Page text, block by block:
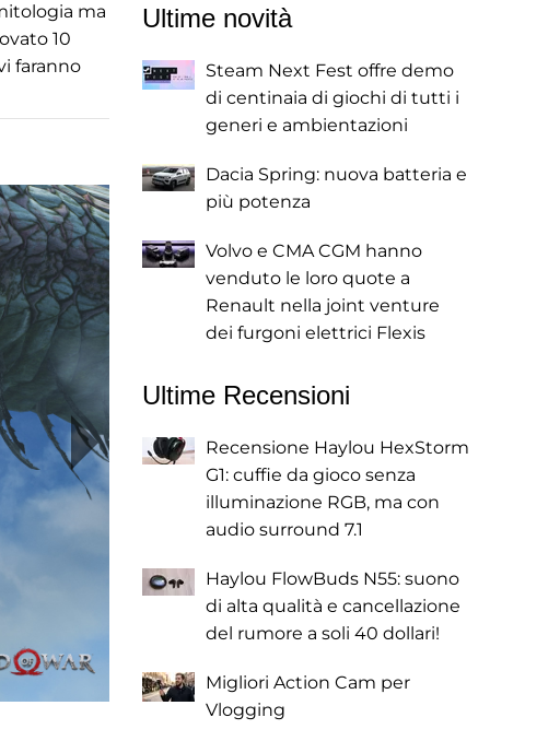
ma
10
faranno
Ultime novità
Steam Next Fest offre demo
di centinaia di giochi di tutti i
generi e ambientazioni
Dacia Spring: nuova batteria e
più potenza
Volvo e CMA CGM hanno
venduto le loro quote a
Renault nella joint venture
dei furgoni elettrici Flexis
Ultime Recensioni
Recensione Haylou HexStorm
G1: cuffie da gioco senza
illuminazione RGB, ma con
audio surround 7.1
Haylou FlowBuds N55: suono
di alta qualità e cancellazione
del rumore a soli 40 dollari!
Migliori Action Cam per
Vlogging